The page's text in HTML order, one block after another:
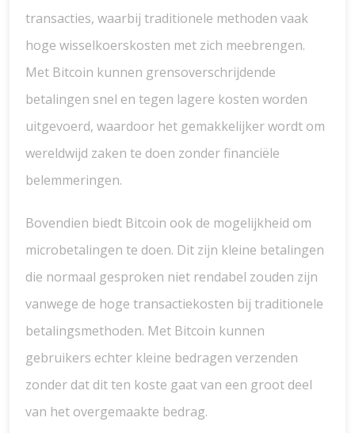
transacties, waarbij traditionele methoden vaak
hoge wisselkoerskosten met zich meebrengen.
Met Bitcoin kunnen grensoverschrijdende
betalingen snel en tegen lagere kosten worden
uitgevoerd, waardoor het gemakkelijker wordt om
wereldwijd zaken te doen zonder financiële
belemmeringen.
Bovendien biedt Bitcoin ook de mogelijkheid om
microbetalingen te doen. Dit zijn kleine betalingen
die normaal gesproken niet rendabel zouden zijn
vanwege de hoge transactiekosten bij traditionele
betalingsmethoden. Met Bitcoin kunnen
gebruikers echter kleine bedragen verzenden
zonder dat dit ten koste gaat van een groot deel
van het overgemaakte bedrag.